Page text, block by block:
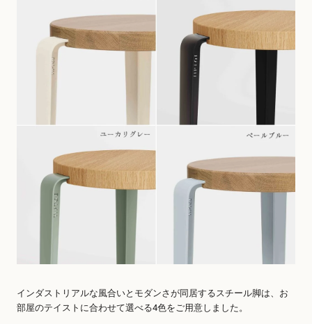
インダストリアルな風合いとモダンさが同居するスチール脚は、お
部屋のテイストに合わせて選べる4色をご用意しました。